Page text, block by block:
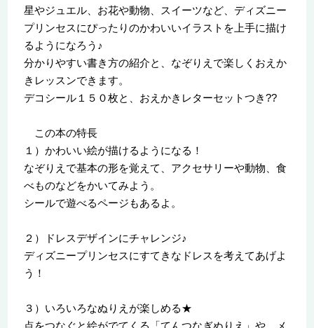
星やジュエル、お花や動物、スイーツなど、ディズニー
プリンセスにぴったりのかわいいイラストを上手に描け
るようになろう♪
分かりやすい書き方の紹介と、なぞりえで楽しくおえか
きレッスンできます。
デコシール１５０枚と、おえかきレターセットつき??
この本の特長
１）かわいい絵が描けるようになる！
なぞりえで基本の形を覚えて、アクセサリーや動物、食
べものなどをかいてみよう。
シールで遊べるページもあるよ。
２）ドレスデザインにチャレンジ♪
ディズニープリンセスにすてきなドレスを考えてあげよ
う！
３）いろいろなぬりえが楽しめる★
点をつなぐと絵がでてくる「てんつなぎぬりえ」や、メ